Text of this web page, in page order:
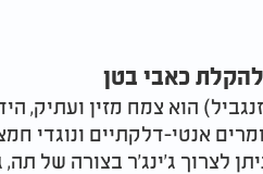
להקלת כאבי בטן
הוא צמח מזין ועתיק,
אנטי-דלקתיים ונוגדי
לצרוך ג'ינג'ר בצורה של